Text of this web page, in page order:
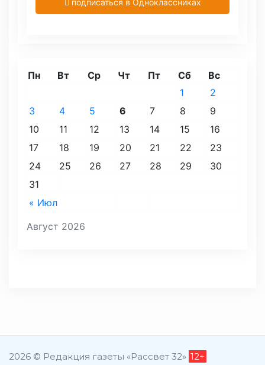
подписаться в Одноклассниках
Август 2026
Пн Вт Ср Чт Пт Сб Вс
« Июл
1
2
3
4 5 6 7 8
9
10
11 12 13 14 15
16
17
18 19 20 21 22
23
24
25 26 27 28 29
30
31
2026 © Редакция газеты «Рассвет 32» 12+